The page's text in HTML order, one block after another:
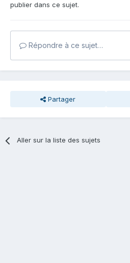
publier dans ce sujet.
Répondre à ce sujet…
Partager
Aller sur la liste des sujets